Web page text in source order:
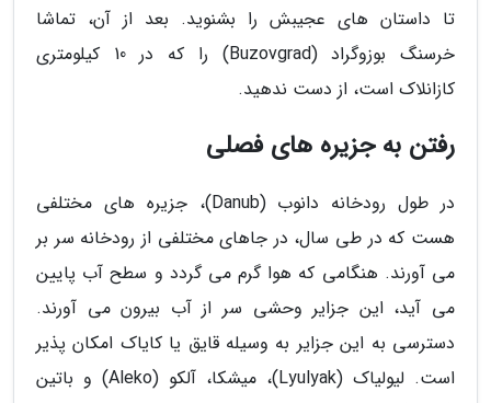
تا داستان های عجیبش را بشنوید. بعد از آن، تماشا
خرسنگ بوزوگراد (Buzovgrad) را که در 10 کیلومتری
کازانلاک است، از دست ندهید.
رفتن به جزیره های فصلی
در طول رودخانه دانوب (Danub)، جزیره های مختلفی
هست که در طی سال، در جاهای مختلفی از رودخانه سر بر
می آورند. هنگامی که هوا گرم می گردد و سطح آب پایین
می آید، این جزایر وحشی سر از آب بیرون می آورند.
دسترسی به این جزایر به وسیله قایق یا کایاک امکان پذیر
است. لیولیاک (Lyulyak)، میشکا، آلکو (Aleko) و باتین